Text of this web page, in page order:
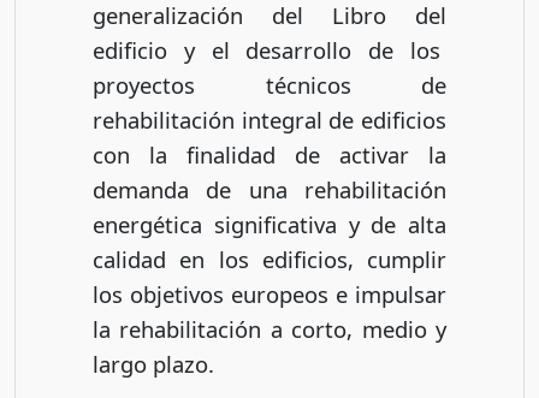
generalización del Libro del
edificio y el desarrollo de los
proyectos técnicos de
rehabilitación integral de edificios
con la finalidad de activar la
demanda de una rehabilitación
energética significativa y de alta
calidad en los edificios, cumplir
los objetivos europeos e impulsar
la rehabilitación a corto, medio y
largo plazo.